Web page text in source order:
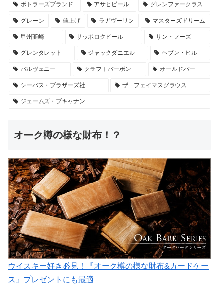
ボトラーズブランド アサヒビール グレンファークラス
グレーン 値上げ ラガヴーリン マスターズドリーム
甲州韮崎 サッポロクビール サン・フーズ
グレンタレット ジャックダニエル ヘブン・ヒル
バルヴェニー クラフトバーボン オールドパー
シーバス・ブラザーズ社 ザ・フェイマスグラウス
ジェームズ・ブキャナン
オーク樽の様な財布！？
ウイスキー好き必見！『オーク樽の様な財布&カードケー
ス』プレゼントにも最適